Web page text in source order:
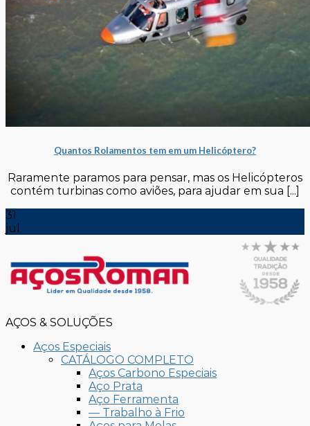
Quantos Rolamentos tem em um Helicóptero?
Raramente paramos para pensar, mas os Helicópteros
contém turbinas como aviões, para ajudar em sua [...]
31
jul
AÇOS & SOLUÇÕES
Aços Especiais
CATÁLOGO COMPLETO
Aços Carbono Especiais
Aço Prata
Aço Ferramenta
— Trabalho à Frio